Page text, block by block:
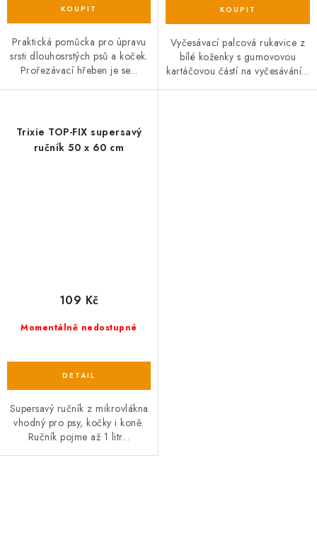
Praktická pomůcka pro úpravu
srsti dlouhosrstých psů a koček.
Prořezávací hřeben je se...
Vyčesávací palcová rukavice z
bílé koženky s gumovovou
kartáčovou částí na vyčesávání...
Trixie TOP-FIX supersavý
ručník 50 x 60 cm
Momentálně nedostupné
109 Kč
Supersavý ručník z mikrovlákna
vhodný pro psy, kočky i koně.
Ručník pojme až 1 litr...